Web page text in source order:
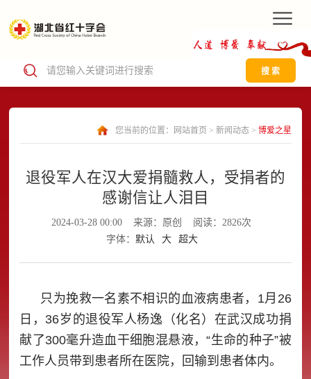
搜 索
您当前的位置： 网站首页 > 新闻动态> 博爱之星
退役军人在汉大爱捐髓救人，受捐者的
感谢信让人泪目
2024-03-28 00:00 来源：原创
阅读：2826次
字体： 默认 大 超大
只为挽救一名素不相识的血液病患者，1月26
日，36岁的退役军人杨逸（化名）在武汉成功捐
献了300毫升造血干细胞混悬液，“生命的种子”被
工作人员带到患者所在医院，回输到患者体内。